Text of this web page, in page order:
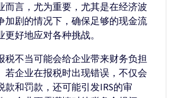
而言，尤为重要，尤其是在经济波
加剧的情况下，确保足够的现金流
好地应对各种挑战。
税不当可能会给企业带来财务负担
若企业在报税时出现错误，不仅会
款和罚款，还可能引发IRS的审